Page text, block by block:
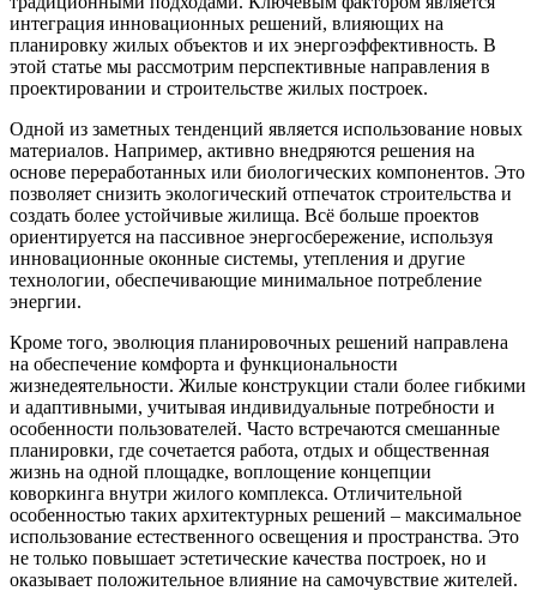
интеграция инновационных решений, влияющих на
планировку жилых объектов и их энергоэффективность. В
этой статье мы рассмотрим перспективные направления в
проектировании и строительстве жилых построек.
Одной из заметных тенденций является использование новых
материалов. Например, активно внедряются решения на
основе переработанных или биологических компонентов. Это
позволяет снизить экологический отпечаток строительства и
создать более устойчивые жилища. Всё больше проектов
ориентируется на пассивное энергосбережение, используя
инновационные оконные системы, утепления и другие
технологии, обеспечивающие минимальное потребление
энергии.
Кроме того, эволюция планировочных решений направлена
на обеспечение комфорта и функциональности
жизнедеятельности. Жилые конструкции стали более гибкими
и адаптивными, учитывая индивидуальные потребности и
особенности пользователей. Часто встречаются смешанные
планировки, где сочетается работа, отдых и общественная
жизнь на одной площадке, воплощение концепции
коворкинга внутри жилого комплекса. Отличительной
особенностью таких архитектурных решений – максимальное
использование естественного освещения и пространства. Это
не только повышает эстетические качества построек, но и
оказывает положительное влияние на самочувствие жителей.